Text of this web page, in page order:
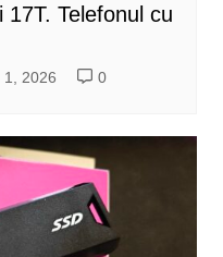
Telefonul cu
1, 2026 0